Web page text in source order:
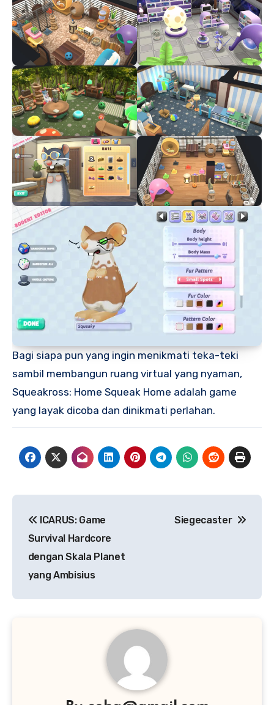
Bagi siapa pun yang ingin menikmati teka-teki
sambil membangun ruang virtual yang nyaman,
Squeakross: Home Squeak Home adalah game
yang layak dicoba dan dinikmati perlahan.
pos
ICARUS: Game
Survival Hardcore
dengan Skala Planet
yang Ambisius
Siegecaster